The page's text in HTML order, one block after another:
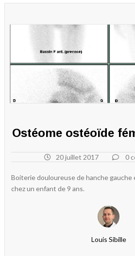
Ostéome ostéoïde
20 juillet 2017 0
Boiterie douloureuse de hanche gauche
chez un enfant de 9 ans.
Louis Sibille